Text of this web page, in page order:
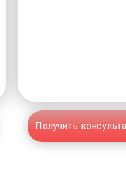
Получить